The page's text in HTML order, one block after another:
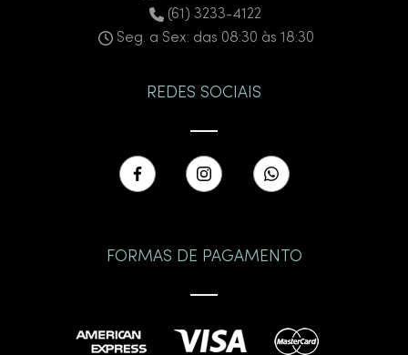
(61) 3233-4122
Seg. a Sex: das 08:30 às 18:30
REDES SOCIAIS
FORMAS DE PAGAMENTO